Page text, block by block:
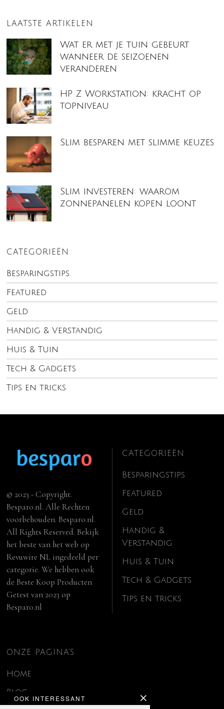
LAATSTE ARTIKELEN
Wat er met je tuin gebeurt
wanneer de seizoenen
veranderen
HP Z Workstation: kracht op
topniveau
Slim besparen met slimme keuzes
Slim investeren: waarom
zonnepanelen kopen loont
CATEGORIEËN
Besparingstips
Featured
Geld
Handig & Verstandig
Huis & Tuin
Tech & Gadgets
Tips en tricks
OOK INTERESSANT
© 2023 - Copyright.
Besparo.nl. Alle Rechten
voorbehouden. Besparo.nl.
All Rights Reserved. Bekijk
het beste van het web op
Revuwire NL ingedeeld per
categorie. We hebben ook
deBeste Koop Producten
Getest van 2023 op
Besparo.nl
CATEGORIEËN
Besparingstips
Featured
Geld
Handig &
Verstandig
Huis & Tuin
Tech & Gadgets
Tips en tricks
ONZE PAGINA’S
Home
Blog